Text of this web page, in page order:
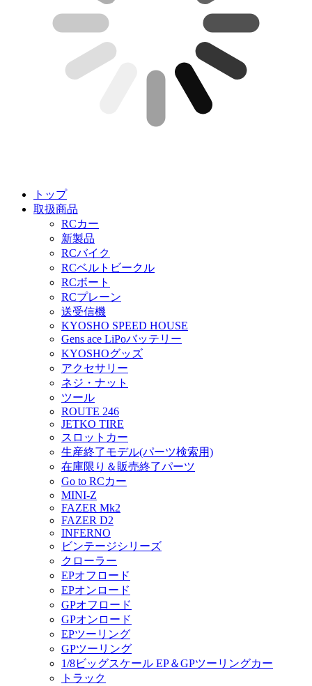
トップ
取扱商品
RCカー
新製品
RCバイク
RCベルトビークル
RCボート
RCプレーン
送受信機
KYOSHO SPEED HOUSE
Gens ace LiPoバッテリー
KYOSHOグッズ
アクセサリー
ネジ・ナット
ツール
ROUTE 246
JETKO TIRE
スロットカー
生産終了モデル(パーツ検索用)
在庫限り＆販売終了パーツ
Go to RCカー
MINI-Z
FAZER Mk2
FAZER D2
INFERNO
ビンテージシリーズ
クローラー
EPオフロード
EPオンロード
GPオフロード
GPオンロード
EPツーリング
GPツーリング
1/8ビッグスケール EP＆GPツーリングカー
トラック